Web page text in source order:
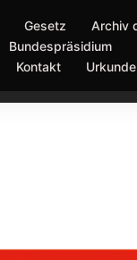
Gesetz
Archiv
Bundespräsidium
Kontakt